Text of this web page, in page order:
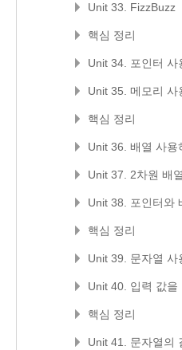
Unit 33. FizzBuzz
핵심 정리
Unit 34. 포인터 사
Unit 35. 메모리 사
핵심 정리
Unit 36. 배열 사용
Unit 37. 2차원 배
Unit 38. 포인터와
핵심 정리
Unit 39. 문자열 사
Unit 40. 입력 값을
핵심 정리
Unit 41. 문자열의